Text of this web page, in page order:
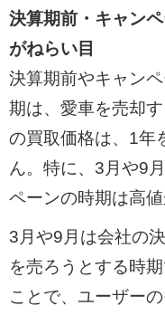
決算期前・キャン
がねらい目
決算期前やキャン
期は、愛車を売却
の買取価格は、1年
ん。特に、3月や9
ペーンの時期は高値
3月や9月は会社の
を売ろうとする時
ことで、ユーザー